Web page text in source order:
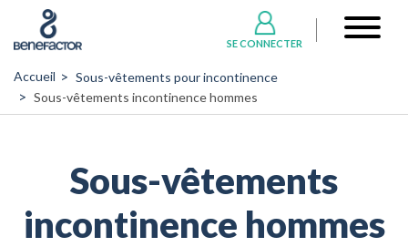
contenu
principal
account
SE CONNECTER
Accueil
Sous-vêtements pour incontinence
Sous-vêtements incontinence hommes
Sous-vêtements
incontinence hommes